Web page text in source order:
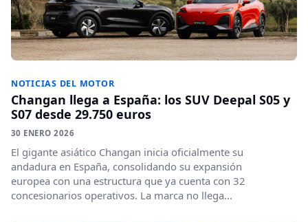
NOTICIAS DEL MOTOR
Changan llega a España: los SUV Deepal S05 y
S07 desde 29.750 euros
30 ENERO 2026
El gigante asiático Changan inicia oficialmente su
andadura en España, consolidando su expansión
europea con una estructura que ya cuenta con 32
concesionarios operativos. La marca no llega...